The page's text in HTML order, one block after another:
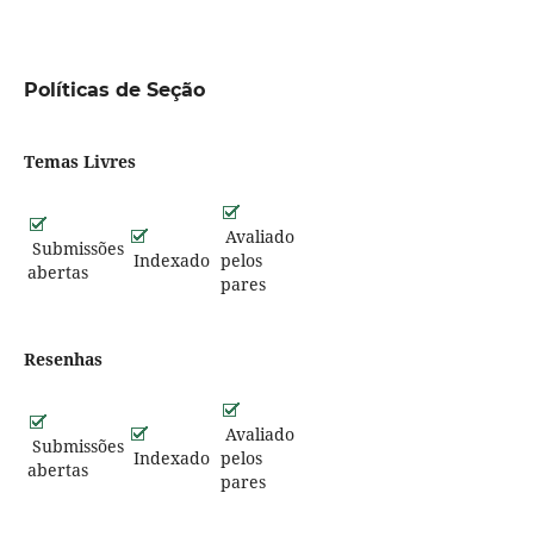
Políticas de Seção
Temas Livres
Submissões
abertas
Indexado
Avaliado
pelos
pares
Resenhas
Submissões
abertas
Indexado
Avaliado
pelos
pares